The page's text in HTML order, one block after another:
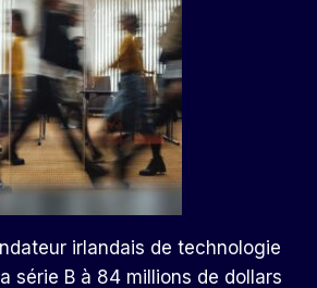
irlandais de technologie
série B à 84 millions de dollars